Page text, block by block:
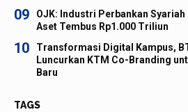
09
OJK: Industri Perbankan
Aset Tembus Rp1.000 Triliun
10
Transformasi Digital Kampus,
Luncurkan KTM Co-Branding
Baru
TAGS